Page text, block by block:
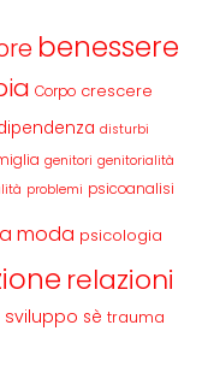
benessere
Corpo crescere
disturbi
genitori genitorialità
problemi psicoanalisi
moda psicologia
relazioni
sviluppo sè trauma